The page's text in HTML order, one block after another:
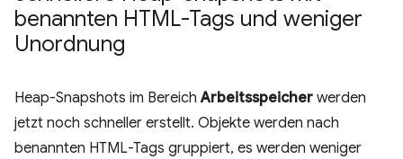
benannten HTML-Tags und weniger
Unordnung
Heap-Snapshots im BereichArbeitsspeicher werden
jetzt noch schneller erstellt. Objekte werden nach
benannten HTML-Tags gruppiert, es werden weniger